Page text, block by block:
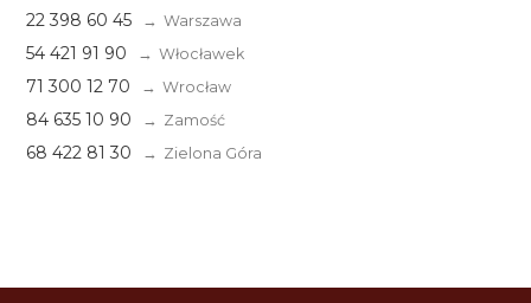
22 398 60 45 Warszawa
54 421 91 90 Włocławek
71 300 12 70 Wrocław
84 635 10 90 Zamość
68 422 81 30 Zielona Góra